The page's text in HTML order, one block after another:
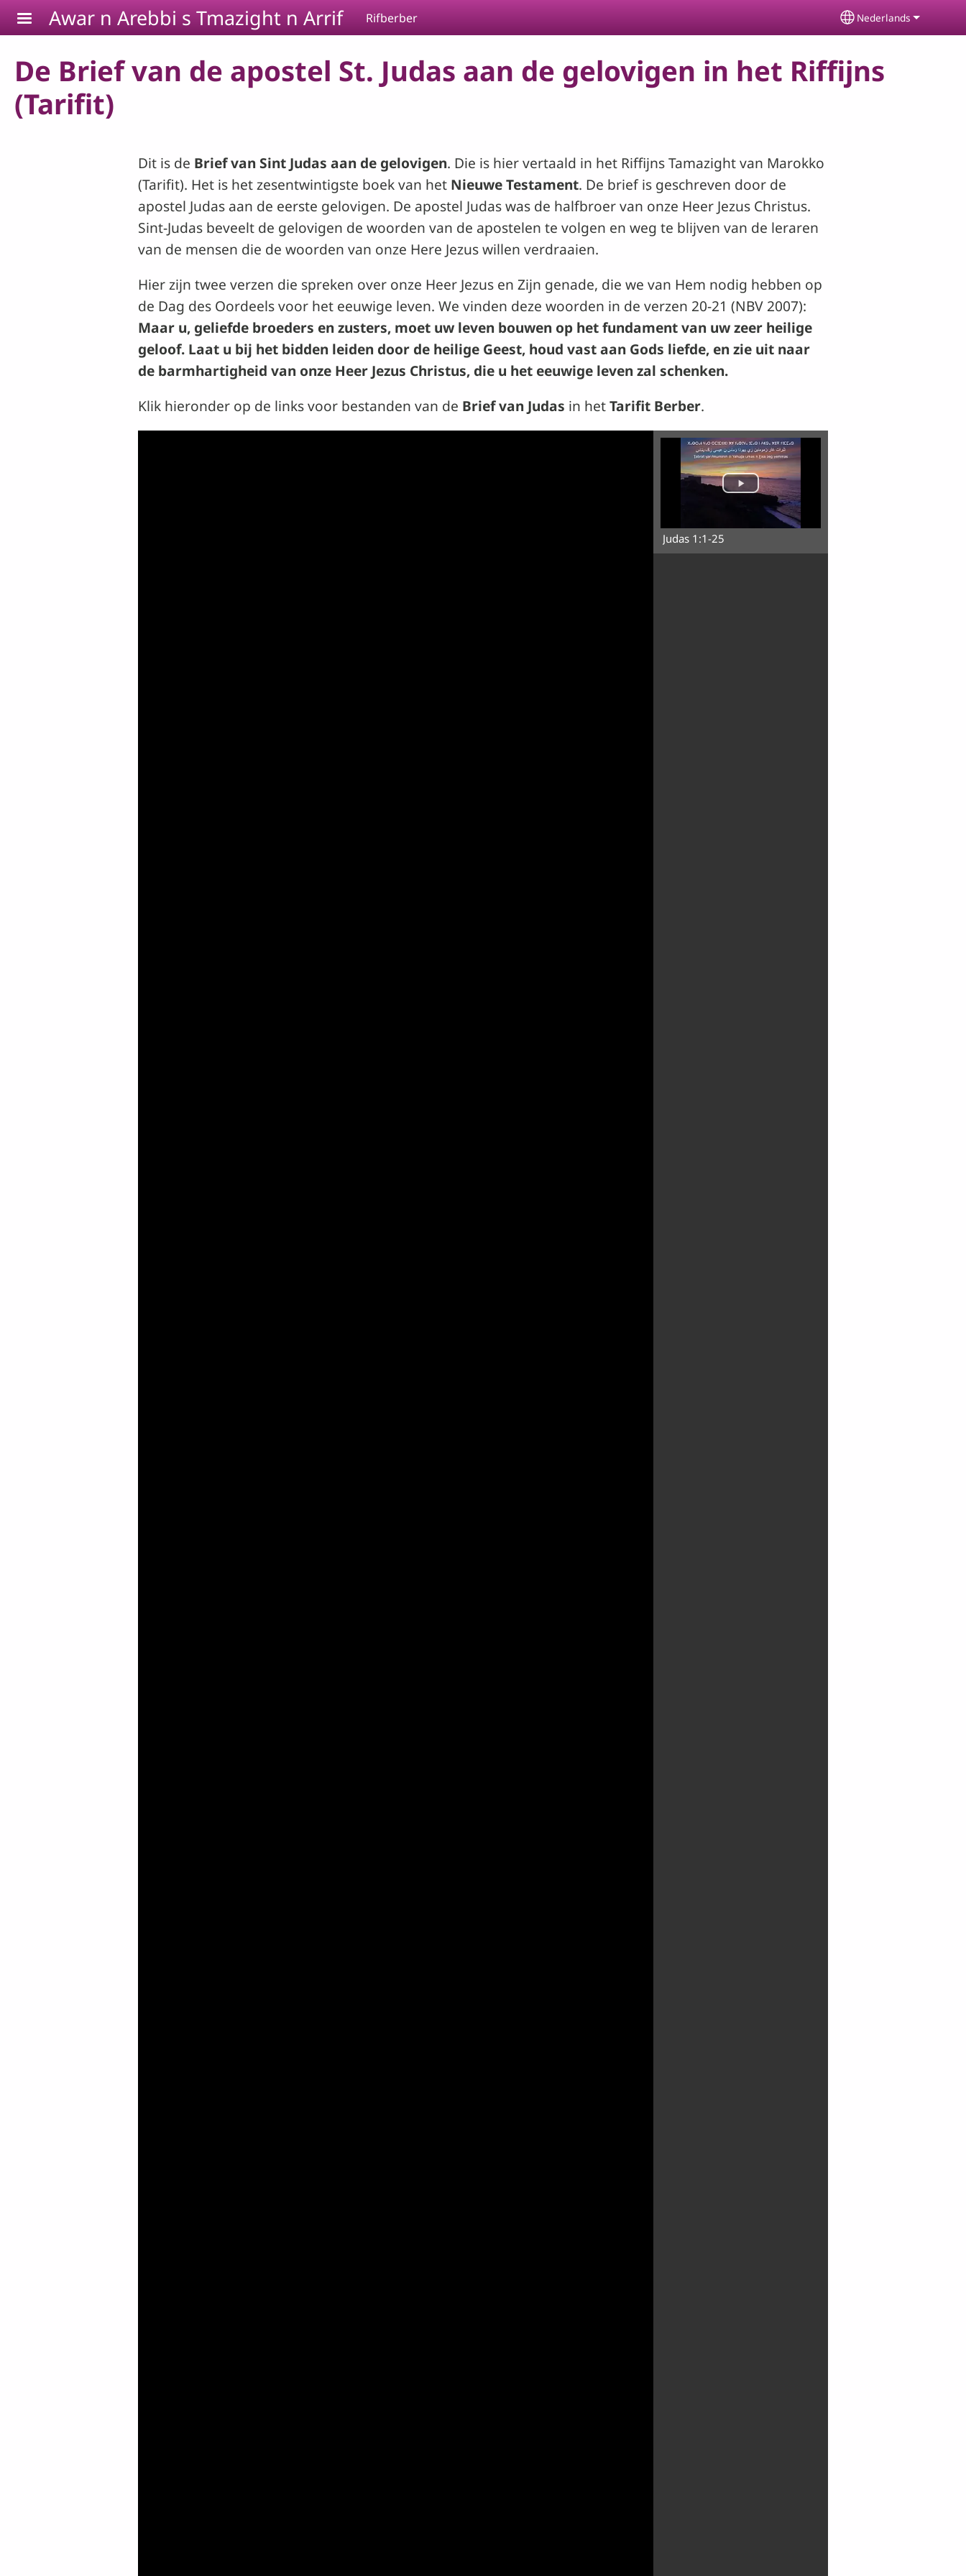
Skip to main content
Awar n Arebbi s Tmazight n Arrif Rifberber Select your
Nederlands
De Brief van de apostel St. Judas aan de gelovigen in het Riffijns
(Tarifit)
Dit is de Brief van Sint Judas aan de gelovigen. Die is hier vertaald in het Riffijns Tamazight van Marokko
(Tarifit). Het is het zesentwintigste boek van het Nieuwe Testament. De brief is geschreven door de
apostel Judas aan de eerste gelovigen. De apostel Judas was de halfbroer van onze Heer Jezus Christus.
Sint-Judas beveelt de gelovigen de woorden van de apostelen te volgen en weg te blijven van de leraren
van de mensen die de woorden van onze Here Jezus willen verdraaien.
Hier zijn twee verzen die spreken over onze Heer Jezus en Zijn genade, die we van Hem nodig hebben op
de Dag des Oordeels voor het eeuwige leven. We vinden deze woorden in de verzen 20-21 (NBV 2007):
Maar u, geliefde broeders en zusters, moet uw leven bouwen op het fundament van uw zeer heilige
geloof. Laat u bij het bidden leiden door de heilige Geest, houd vast aan Gods liefde, en zie uit naar
de barmhartigheid van onze Heer Jezus Christus, die u het eeuwige leven zal schenken.
Klik hieronder op de links voor bestanden van de Brief van Judas in hetTarifit Berber.
Judas 1:1-25